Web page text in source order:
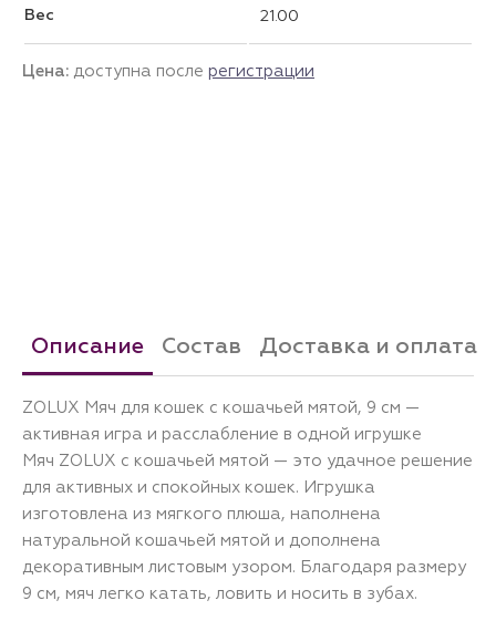
Вес 21.00
Цена: доступна после регистрации
Описание Состав Доставка и оплата
ZOLUX Мяч для кошек с кошачьей мятой, 9 см —
активная игра и расслабление в одной игрушке
Мяч ZOLUX с кошачьей мятой — это удачное решение
для активных и спокойных кошек. Игрушка
изготовлена из мягкого плюша, наполнена
натуральной кошачьей мятой и дополнена
декоративным листовым узором. Благодаря размеру
9 см, мяч легко катать, ловить и носить в зубах.